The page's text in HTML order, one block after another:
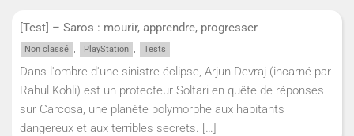
[Test] – Saros : mourir, apprendre, progresser
Non classé PlayStation Tests
Dans l'ombre d'une sinistre éclipse, Arjun Devraj (incarné par
Rahul Kohli) est un protecteur Soltari en quête de réponses
sur Carcosa, une planète polymorphe aux habitants
dangereux et aux terribles secrets.
[…]